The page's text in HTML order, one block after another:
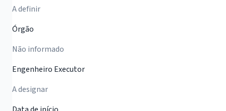
A definir
Órgão
Não informado
Engenheiro Executor
A designar